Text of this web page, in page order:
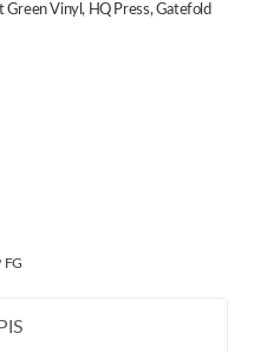
Vinyl, HQ Press, Gatefold
FG